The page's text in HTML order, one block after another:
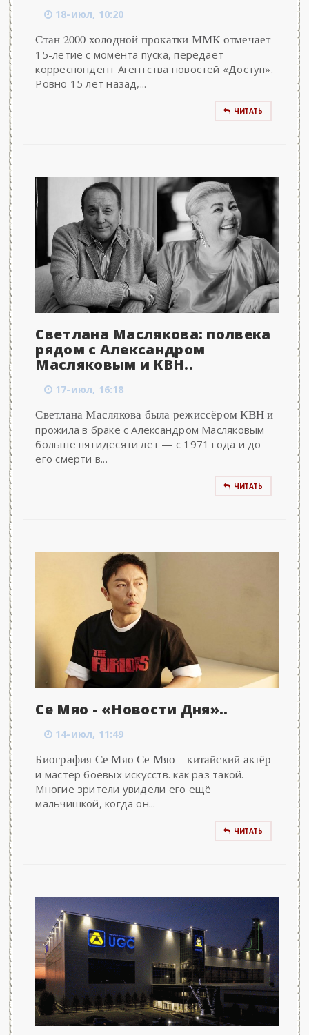
18-июл, 10:20
Стан 2000 холодной прокатки ММК отмечает
15-летие с момента пуска, передает
корреспондент Агентства новостей «Доступ».
Ровно 15 лет назад,...
ЧИТАТЬ
Светлана Маслякова: полвека
рядом с Александром
Масляковым и КВН..
17-июл, 16:18
Светлана Маслякова была режиссёром КВН и
прожила в браке с Александром Масляковым
больше пятидесяти лет — с 1971 года и до
его смерти в...
ЧИТАТЬ
Се Мяо - «Новости Дня»..
14-июл, 11:49
Биография Се Мяо Се Мяо – китайский актёр
и мастер боевых искусств. как раз такой.
Многие зрители увидели его ещё
мальчишкой, когда он...
ЧИТАТЬ